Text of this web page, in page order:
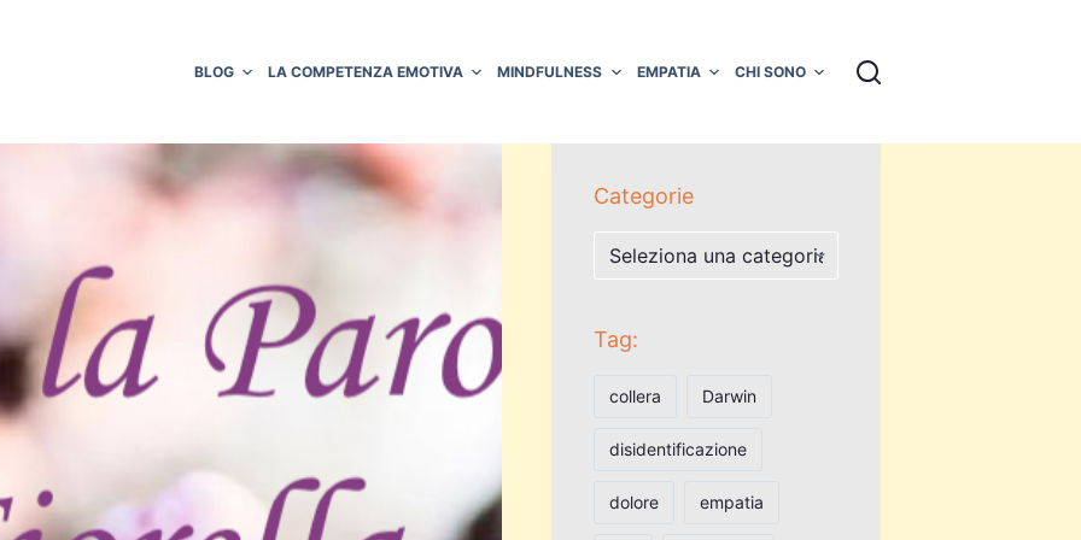
BLOG LA COMPETENZA EMOTIVA MINDFULNESS EMPATIA CHI SONO
Categorie
Categorie
Tag:
collera Darwin
disidentificazione
dolore empatia